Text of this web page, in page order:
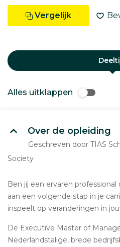
Vergelijk
Alles uitklappen
Over de opleiding
Geschreven door TIAS
Society
Ben jij een ervaren
aan een volgende stap in je
inspeelt op veranderingen in
De Executive Master of
Nederlandstalige, brede